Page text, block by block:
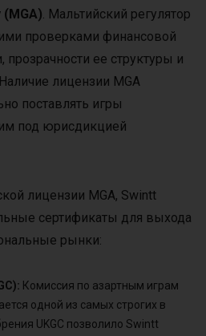
. Мальтийский регулятор
проверками финансовой
прозрачности ее структуры и
лицензии MGA
поставлять игры
под юрисдикцией
лицензии MGA, Swintt
сертификаты для выхода
рынки:
Комиссия по азартным играм
одной из самых строгих в
UKGC позволило Swintt